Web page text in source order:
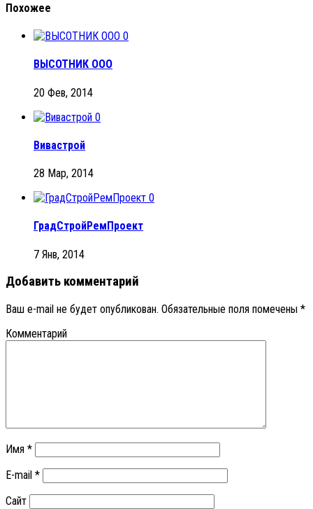
Похожее
0
ВЫСОТНИК ООО
20 Фев, 2014
0
Вивастрой
28 Мар, 2014
0
ГрадСтройРемПроект
7 Янв, 2014
Добавить комментарий
Ваш e-mail не будет опубликован. Обязательные поля помечены *
Комментарий
Имя *
E-mail *
Сайт